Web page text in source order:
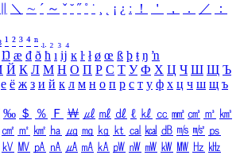
＼ ∼ ´ ～ ˇ ˘ ˝ ˚ ˙ ¸ ¡ ¿ ː ！ ＇ ， ． ／
：
¹ ² ³ ⁴ ⁿ ₁ ₂ ₃ ₄
Ŋ æ đ ð ħ ı ĳ ĸ ŀ ł ø œ ß þ ŧ ŋ ŉ
Й К Л М Н О П Р С Т У Ф Х Ц Ч Ш Щ Ъ
е ё ж з и й к л м н о п р с т у ф х ц ч ш щ ъ
‰ ＄ ％ Ｆ ￦ ㎕ ㎖ ㎗ ℓ ㎘ ㏄ ㎣ ㎤ ㎥ ㎦
㎠ ㎡ ㎢ ㏊ ㎍ ㎎ ㎏ ㏏ ㎈ ㎉ ㏈ ㎧ ㎨ ㎰
㎸ ㎹ ㎀ ㎁ ㎂ ㎃ ㎄ ㎺ ㎻ ㎽ ㎾ ㎿ ㎐ ㎑